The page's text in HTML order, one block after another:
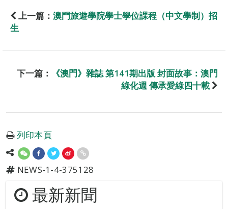
上一篇： 澳門旅遊學院學士學位課程（中文學制）招
生
下一篇：
《澳門》雜誌 第141期出版 封面故事：澳門
綠化週 傳承愛綠四十載
列印本頁
NEWS-1-4-375128
最新新聞